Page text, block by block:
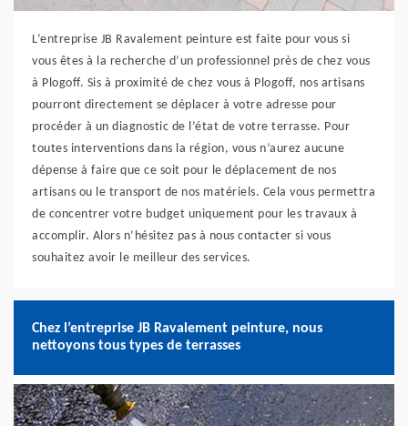
L’entreprise JB Ravalement peinture est faite pour vous si
vous êtes à la recherche d’un professionnel près de chez vous
à Plogoff. Sis à proximité de chez vous à Plogoff, nos artisans
pourront directement se déplacer à votre adresse pour
procéder à un diagnostic de l’état de votre terrasse. Pour
toutes interventions dans la région, vous n’aurez aucune
dépense à faire que ce soit pour le déplacement de nos
artisans ou le transport de nos matériels. Cela vous permettra
de concentrer votre budget uniquement pour les travaux à
accomplir. Alors n’hésitez pas à nous contacter si vous
souhaitez avoir le meilleur des services.
Chez l’entreprise JB Ravalement peinture, nous
nettoyons tous types de terrasses